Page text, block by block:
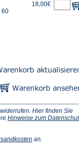
60
18,00€
Hier finden Sie
Hinweise zum
(Öffnet
an.